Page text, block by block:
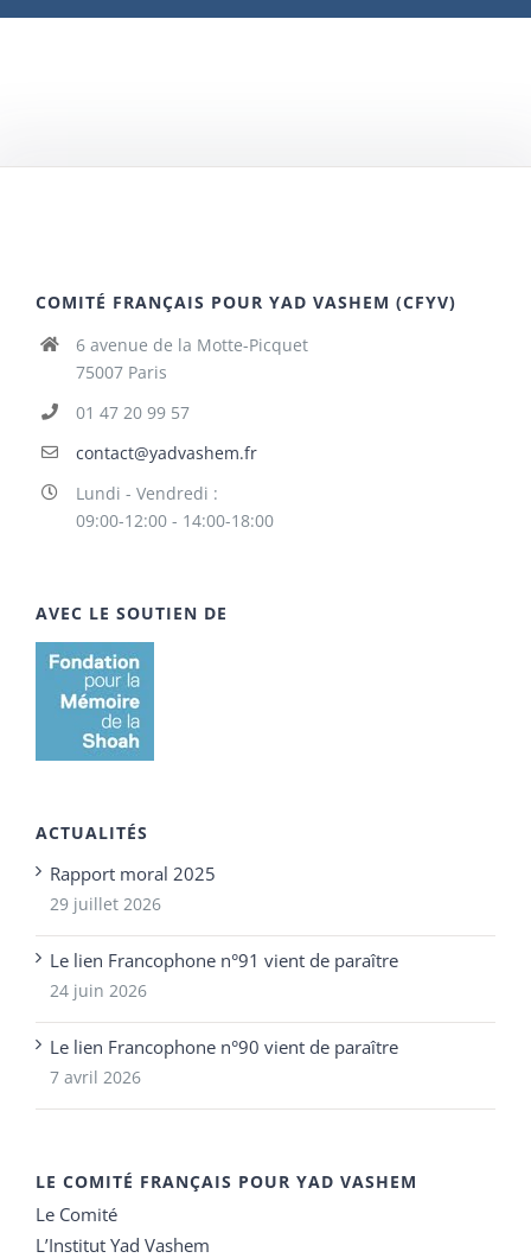
COMITÉ FRANÇAIS POUR YAD VASHEM (CFYV)
6 avenue de la Motte-Picquet
75007 Paris
01 47 20 99 57
contact@yadvashem.fr
Lundi - Vendredi :
09:00-12:00 - 14:00-18:00
AVEC LE SOUTIEN DE
ACTUALITÉS
Rapport moral 2025
29 juillet 2026
Le lien Francophone n°91 vient de paraître
24 juin 2026
Le lien Francophone n°90 vient de paraître
7 avril 2026
LE COMITÉ FRANÇAIS POUR YAD VASHEM
Le Comité
L’Institut Yad Vashem